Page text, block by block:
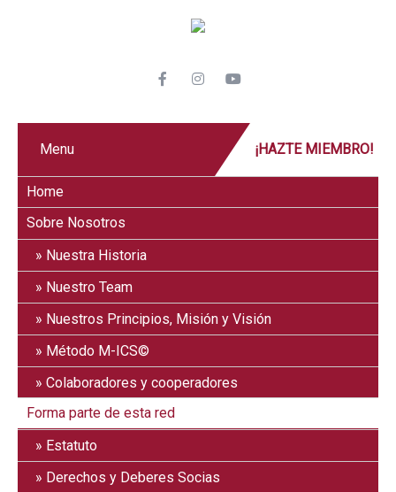
Menu
Home
Sobre Nosotros
Nuestra Historia
Nuestro Team
Nuestros Principios, Misión y Visión
Método M-ICS©
Colaboradores y cooperadores
Forma parte de esta red
Estatuto
Derechos y Deberes Socias
¡HAZTE MIEMBRO!